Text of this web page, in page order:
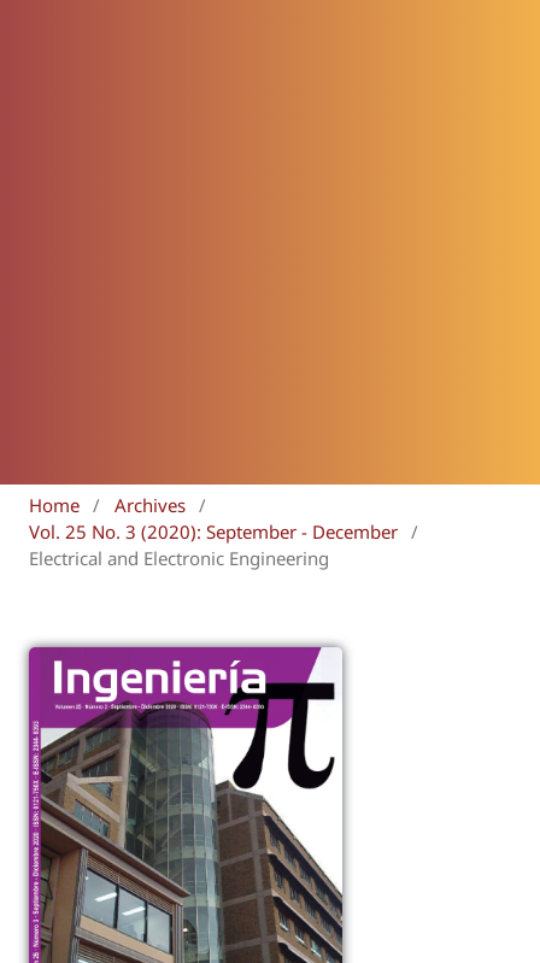
Home / Archives /
Vol. 25 No. 3 (2020): September - December /
Electrical and Electronic Engineering